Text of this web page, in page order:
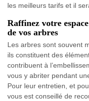
les meilleurs tarifs et il
Raffinez votre
de vos arbres
Les arbres sont souvent
ils constituent des
contribuent à
vous y abriter pendant
Pour leur entretien, et
vous est conseillé de